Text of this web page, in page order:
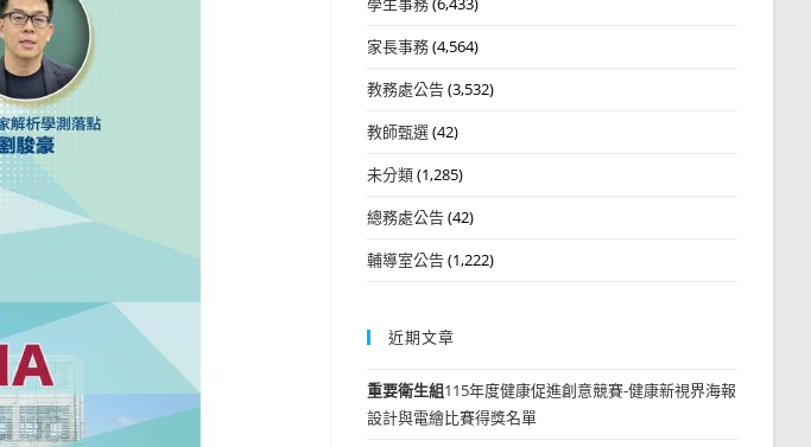
家長事務(4,564)
教務處公告(3,532)
教師甄選(42)
未分類(1,285)
總務處公告(42)
輔導室公告(1,222)
近期文章
重要衛生組115年度健康促進創意競賽-健康新視界海報
設計與電繪比賽得獎名單